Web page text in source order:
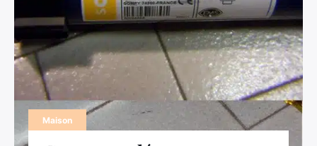
Maison